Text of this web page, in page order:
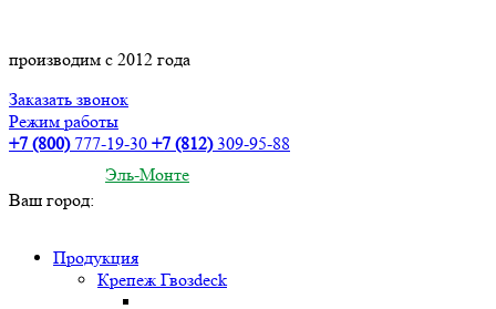
производим с 2012 года
Заказать звонок
Режим работы
+7 (800)777-19-30 +7 (812)309-95-88
Ваш город:
Эль-Монте
Продукция
Крепеж Гвозdeck